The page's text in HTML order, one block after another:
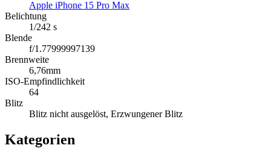
Apple iPhone 15 Pro Max
Belichtung
1/242 s
Blende
f/1.77999997139
Brennweite
6,76mm
ISO-Empfindlichkeit
64
Blitz
Blitz nicht ausgelöst, Erzwungener Blitz
Kategorien